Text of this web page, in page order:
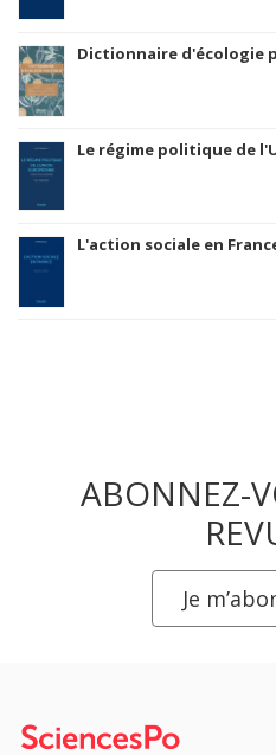
Dictionnaire d'écologie
Le régime politique de
L'action sociale en
ABONNEZ-
Je